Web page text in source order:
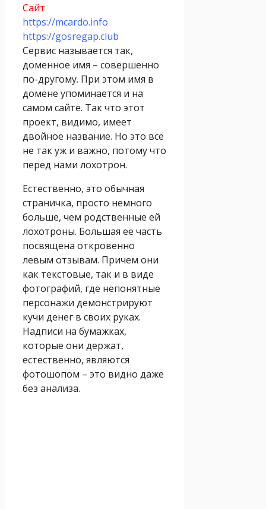
Сайт
https://mcardo.info
https://gosregap.club
Сервис называется так,
доменное имя – совершенно
по-другому. При этом имя в
домене упоминается и на
самом сайте. Так что этот
проект, видимо, имеет
двойное название. Но это все
не так уж и важно, потому что
перед нами лохотрон.
Естественно, это обычная
страничка, просто немного
больше, чем родственные ей
лохотроны. Большая ее часть
посвящена откровенно
левым отзывам. Причем они
как текстовые, так и в виде
фотографий, где непонятные
персонажи демонстрируют
кучи денег в своих руках.
Надписи на бумажках,
которые они держат,
естественно, являются
фотошопом – это видно даже
без анализа.